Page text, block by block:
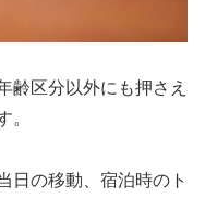
齢区分以外にも押さえ
。
日の移動、宿泊時のト